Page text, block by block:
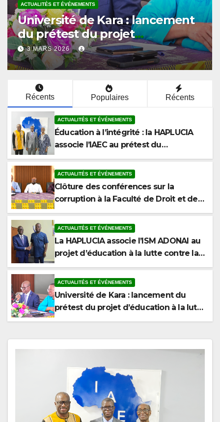
Éducation à l’intégrité : la
HAPLUCIA associe l’IAEC au
prétest du programme
anticorruption
12 MARS 2026
Récents Populaires Récents
ACTUALITÉS ET ÉVÉNEMENTS
Éducation à l’intégrité : la HAPLUCIA
associe l’IAEC au prétest du
programme anticorruption
ACTUALITÉS ET ÉVÉNEMENTS
Clôture des conférences sur la
corruption à la Faculté de Droit et des
Sciences Politiques de l’Université de
Kara
ACTUALITÉS ET ÉVÉNEMENTS
La HAPLUCIA associe l’ISM ADONAI au
projet d’éducation à la lutte contre la
corruption
ACTUALITÉS ET ÉVÉNEMENTS
Université de Kara : lancement du
prétest du projet d’éducation à la lutte
contre la corruption